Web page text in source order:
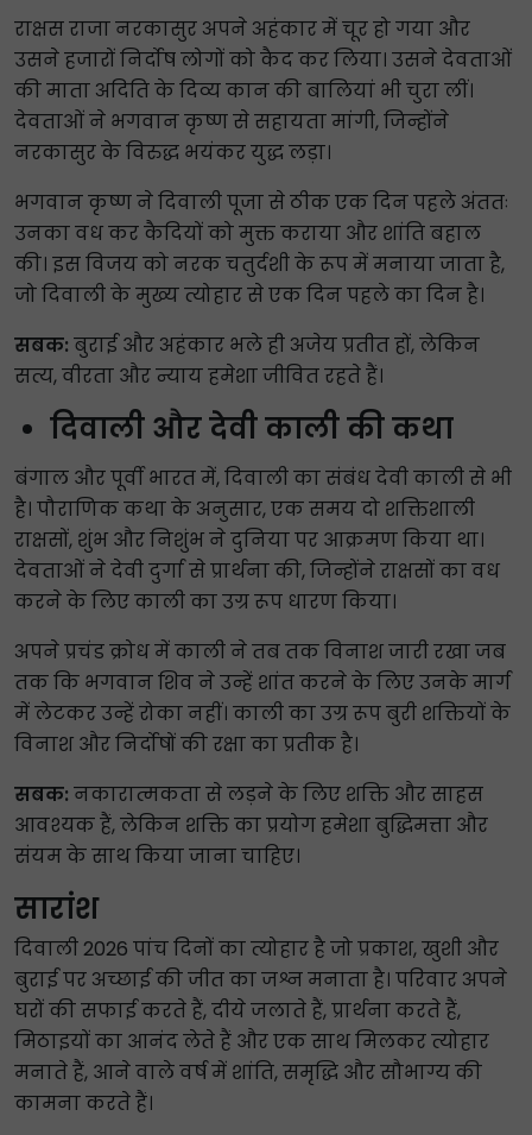
राक्षस राजा नरकासुर अपने अहंकार में चूर हो गया और
उसने हजारों निर्दोष लोगों को कैद कर लिया। उसने देवताओं
की माता अदिति के दिव्य कान की बालियां भी चुरा लीं।
देवताओं ने भगवान कृष्ण से सहायता मांगी, जिन्होंने
नरकासुर के विरुद्ध भयंकर युद्ध लड़ा।
भगवान कृष्ण ने दिवाली पूजा से ठीक एक दिन पहले अंततः
उनका वध कर कैदियों को मुक्त कराया और शांति बहाल
की। ​​इस विजय को नरक चतुर्दशी के रूप में मनाया जाता है,
जो दिवाली के मुख्य त्योहार से एक दिन पहले का दिन है।
सबक: बुराई और अहंकार भले ही अजेय प्रतीत हों, लेकिन
सत्य, वीरता और न्याय हमेशा जीवित रहते हैं।
दिवाली और देवी काली की कथा
बंगाल और पूर्वी भारत में, दिवाली का संबंध देवी काली से भी
है। पौराणिक कथा के अनुसार, एक समय दो शक्तिशाली
राक्षसों, शुंभ और निशुंभ ने दुनिया पर आक्रमण किया था।
देवताओं ने देवी दुर्गा से प्रार्थना की, जिन्होंने राक्षसों का वध
करने के लिए काली का उग्र रूप धारण किया।
अपने प्रचंड क्रोध में काली ने तब तक विनाश जारी रखा जब
तक कि भगवान शिव ने उन्हें शांत करने के लिए उनके मार्ग
में लेटकर उन्हें रोका नहीं। काली का उग्र रूप बुरी शक्तियों के
विनाश और निर्दोषों की रक्षा का प्रतीक है।
सबक: नकारात्मकता से लड़ने के लिए शक्ति और साहस
आवश्यक हैं, लेकिन शक्ति का प्रयोग हमेशा बुद्धिमत्ता और
संयम के साथ किया जाना चाहिए।
सारांश
दिवाली 2026 पांच दिनों का त्योहार है जो प्रकाश, खुशी और
बुराई पर अच्छाई की जीत का जश्न मनाता है। परिवार अपने
घरों की सफाई करते हैं, दीये जलाते हैं, प्रार्थना करते हैं,
मिठाइयों का आनंद लेते हैं और एक साथ मिलकर त्योहार
मनाते हैं, आने वाले वर्ष में शांति, समृद्धि और सौभाग्य की
कामना करते हैं।